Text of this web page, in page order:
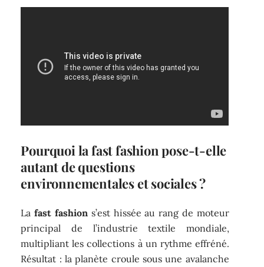
Pourquoi la fast fashion pose-t-elle
autant de questions
environnementales et sociales ?
Lafast fashions’est hissée au rang de moteur
principal de l’industrie textile mondiale,
multipliant les collections à un rythme effréné.
Résultat : la planète croule sous une avalanche